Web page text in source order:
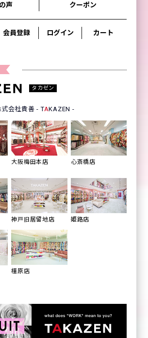
声 クーポン
会員登録 ログイン カート
タカゼン
式会社貴善 - TAKAZEN -
大阪梅田本店 心斎橋店
神戸旧居留地店 姫路店
橿原店